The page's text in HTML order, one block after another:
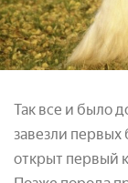
Так все и было
завезли первых
открыт первый